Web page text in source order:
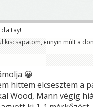
tay!
kiscsapatom, ennyin múlt a
😀
hittem elcsesztem a
Wood, Mann végig